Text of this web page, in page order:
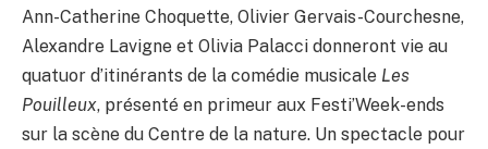
Ann-Catherine Choquette, Olivier Gervais-Courchesne,
Alexandre Lavigne et Olivia Palacci donneront vie au
quatuor d’itinérants de la comédie musicale Les
Pouilleux, présenté en primeur aux Festi’Week-ends
sur la scène du Centre de la nature. Un spectacle pour